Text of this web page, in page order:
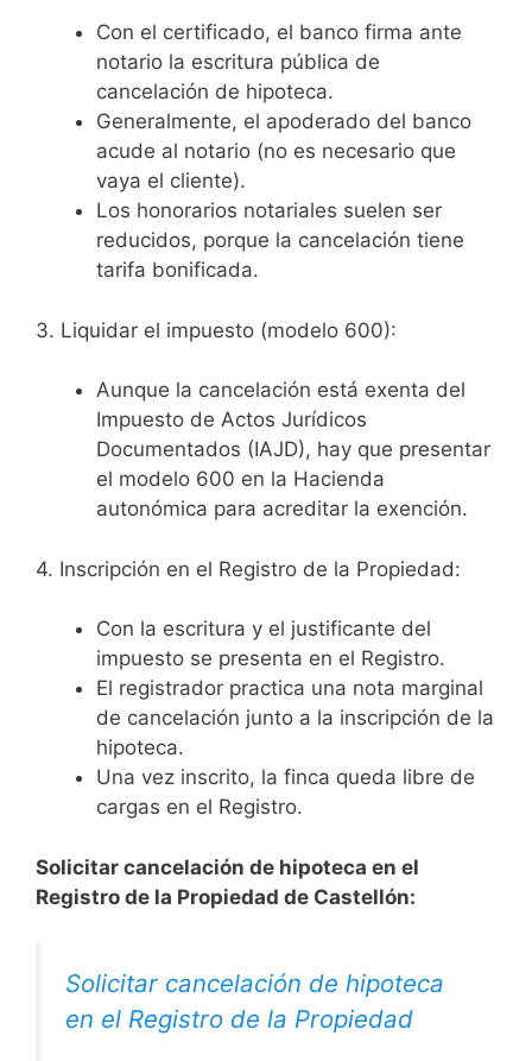
Con el certificado, el banco firma ante
notario la escritura pública de
cancelación de hipoteca.
Generalmente, el apoderado del banco
acude al notario (no es necesario que
vaya el cliente).
Los honorarios notariales suelen ser
reducidos, porque la cancelación tiene
tarifa bonificada.
3. Liquidar el impuesto (modelo 600):
Aunque la cancelación está exenta del
Impuesto de Actos Jurídicos
Documentados (IAJD), hay que presentar
el modelo 600 en la Hacienda
autonómica para acreditar la exención.
4. Inscripción en el Registro de la Propiedad:
Con la escritura y el justificante del
impuesto se presenta en el Registro.
El registrador practica una nota marginal
de cancelación junto a la inscripción de la
hipoteca.
Una vez inscrito, la finca queda libre de
cargas en el Registro.
Solicitar cancelación de hipoteca en el
Registro de la Propiedad de Castellón:
Solicitar cancelación de hipoteca
en el Registro de la Propiedad